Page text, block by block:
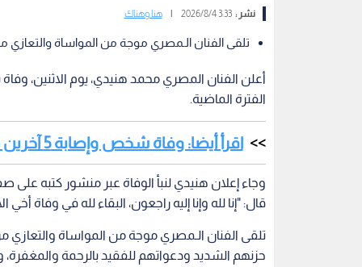
نشر :3:33 2026/8/4 هنا وهناك
تلقى الفنان الـمصري موجة من المواساة
أعلن الفنان المصري محمد هنيدي، يوم الاثنين،
الفترة الماضية.
اقرأ أيضا: وفاة شخص وإصابة 5 آخرين في حادث انفجار أسطوانة غاز بدبي
وجاء إعلان هنيدي لنبأ الوفاة عبر منشور كتبه
قال: "إنا لله وإنا إليه راجعون، البقاء لله في وفاة
تلقى الفنان الـمصري موجة من المواساة والتعازي
حزنهم الشديد ودعواتهم للفقيد بالرحمة والمغفرة،